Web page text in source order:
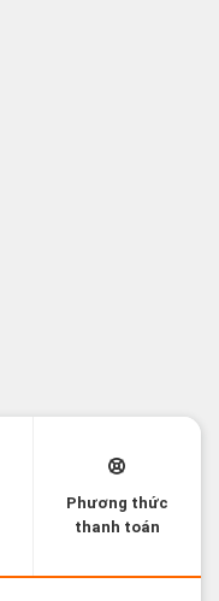
Phương thức
thanh toán